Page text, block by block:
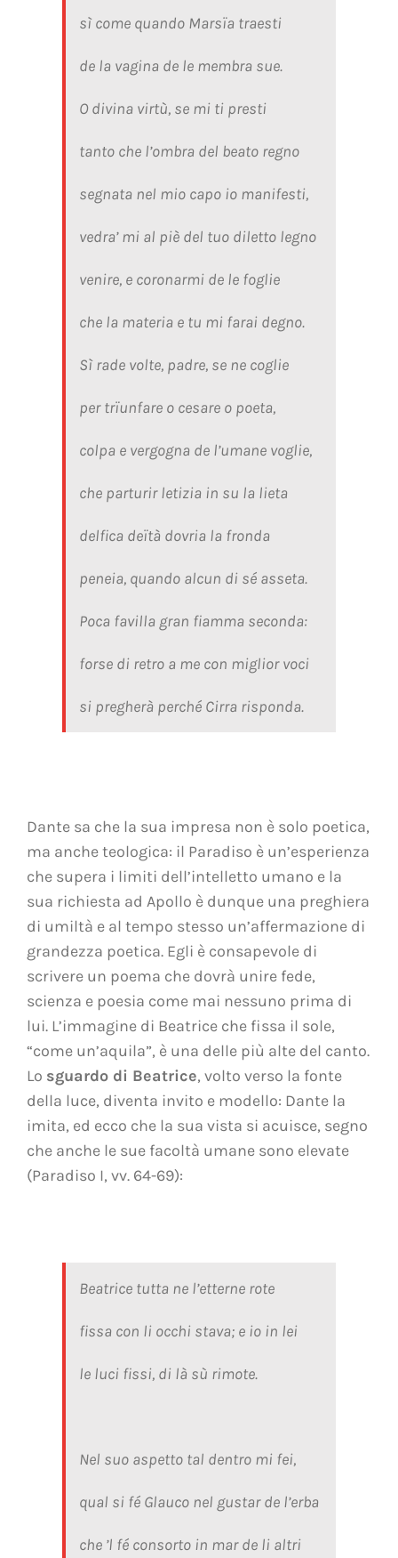
sì come quando Marsïa traesti
de la vagina de le membra sue.
O divina virtù, se mi ti presti
tanto che l’ombra del beato regno
segnata nel mio capo io manifesti,
vedra’ mi al piè del tuo diletto legno
venire, e coronarmi de le foglie
che la materia e tu mi farai degno.
Sì rade volte, padre, se ne coglie
per trïunfare o cesare o poeta,
colpa e vergogna de l’umane voglie,
che parturir letizia in su la lieta
delfica deïtà dovria la fronda
peneia, quando alcun di sé asseta.
Poca favilla gran fiamma seconda:
forse di retro a me con miglior voci
si pregherà perché Cirra risponda.
Dante sa che la sua impresa non è solo poetica,
ma anche teologica: il Paradiso è un’esperienza
che supera i limiti dell’intelletto umano e la
sua richiesta ad Apollo è dunque una preghiera
di umiltà e al tempo stesso un’affermazione di
grandezza poetica. Egli è consapevole di
scrivere un poema che dovrà unire fede,
scienza e poesia come mai nessuno prima di
lui. L’immagine di Beatrice che fissa il sole,
“come un’aquila”, è una delle più alte del canto.
Lo sguardo di Beatrice, volto verso la fonte
della luce, diventa invito e modello: Dante la
imita, ed ecco che la sua vista si acuisce, segno
che anche le sue facoltà umane sono elevate
(Paradiso I, vv. 64-69):
Beatrice tutta ne l’etterne rote
fissa con li occhi stava; e io in lei
le luci fissi, di là sù rimote.
Nel suo aspetto tal dentro mi fei,
qual si fé Glauco nel gustar de l’erba
che ’l fé consorto in mar de li altri